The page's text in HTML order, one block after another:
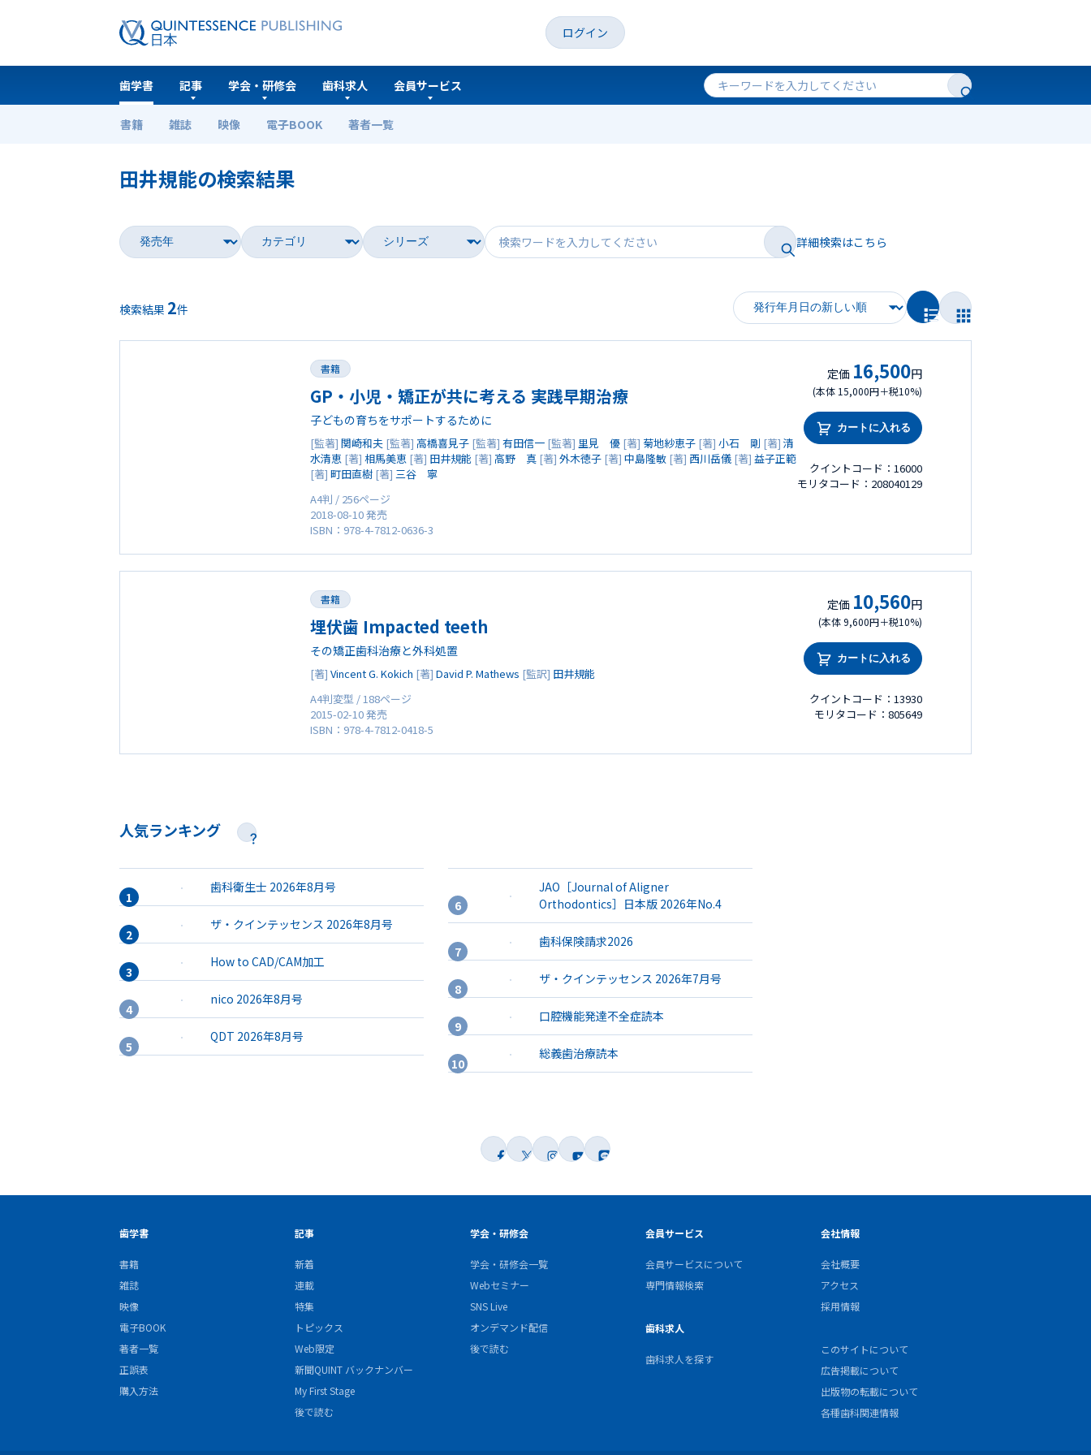
ログイン
歯学書
書籍 雑誌 映像 電子BOOK 著者一覧
記事 学会・研修会 歯科求人 会員サービス
ホーム 歯学書
田井規能の検索結果
詳細検索はこちら
検索結果 2件
書籍
GP・小児・矯正が共に考える 実践早期治療
子どもの育ちをサポートするために
[監著] 関崎和夫 [監著] 高橋喜見子 [監著] 有田信一 [監著] 里見 優 [著] 菊地紗恵子 [著] 小石 剛 [著] 清
水清恵 [著] 相馬美恵 [著] 田井規能 [著] 高野 真 [著] 外木徳子 [著] 中島隆敏 [著] 西川岳儀 [著] 益子正範
[著] 町田直樹 [著] 三谷 寧
A4判 / 256ページ
2018-08-10 発売
ISBN：978-4-7812-0636-3
定価 16,500円
(本体 15,000円＋税10%)
カートに入れる
クイントコード：16000
モリタコード：208040129
書籍
埋伏歯 Impacted teeth
その矯正歯科治療と外科処置
[著] Vincent G. Kokich [著] David P. Mathews [監訳] 田井規能
A4判変型 / 188ページ
2015-02-10 発売
ISBN：978-4-7812-0418-5
定価 10,560円
(本体 9,600円＋税10%)
カートに入れる
クイントコード：13930
モリタコード：805649
人気ランキング
歯科衛生士 2026年8月号
ザ・クインテッセンス 2026年8月号
How to CAD/CAM加工
nico 2026年8月号
QDT 2026年8月号
JAO［Journal of Aligner
Orthodontics］日本版 2026年No.4
歯科保険請求2026
ザ・クインテッセンス 2026年7月号
口腔機能発達不全症読本
総義歯治療読本
歯学書
書籍
雑誌
映像
電子BOOK
著者一覧
正誤表
購入方法
記事
新着
連載
特集
トピックス
Web限定
新聞QUINT バックナンバー
My First Stage
後で読む
学会・研修会
学会・研修会一覧
Webセミナー
SNS Live
オンデマンド配信
後で読む
会員サービス
会員サービスについて
専門情報検索
歯科求人
歯科求人を探す
会社情報
会社概要
アクセス
採用情報
このサイトについて
広告掲載について
出版物の転載について
各種歯科関連情報